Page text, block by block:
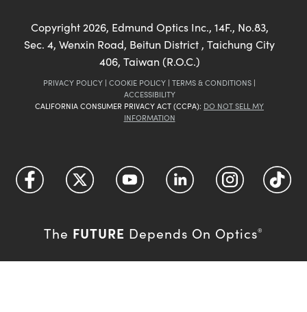
Copyright 2026, Edmund Optics Inc., 14F., No.83,
Sec. 4, Wenxin Road, Beitun District , Taichung City
406, Taiwan (R.O.C.)
PRIVACY POLICY | COOKIE POLICY | TERMS & CONDITIONS |
ACCESSIBILITY
CALIFORNIA CONSUMER PRIVACY ACT (CCPA): DO NOT SELL MY
INFORMATION
The FUTURE Depends On Optics®